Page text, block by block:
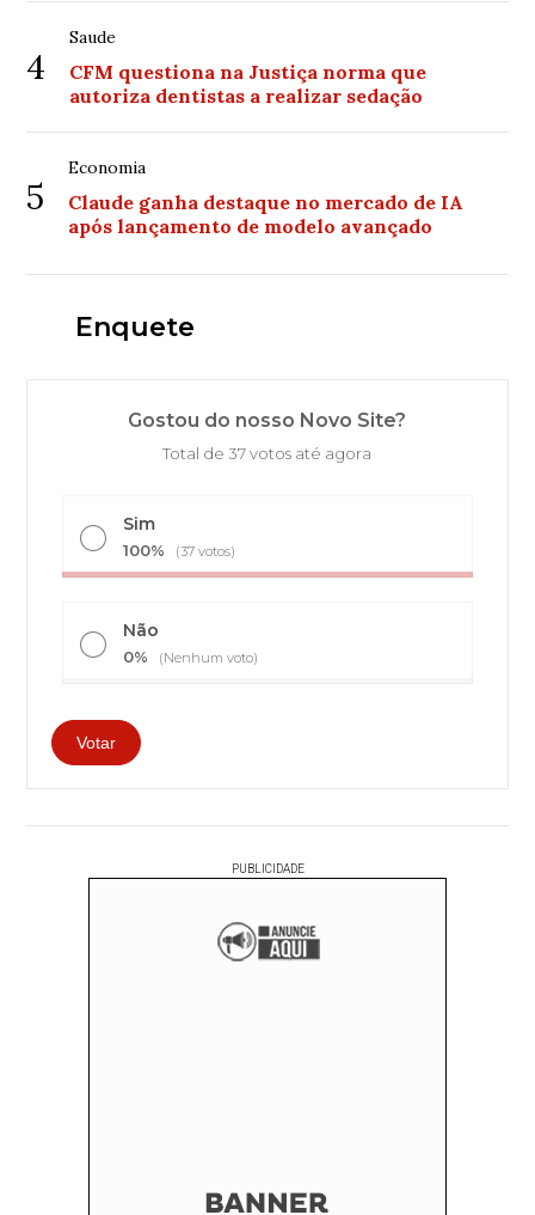
4
Saude
CFM questiona na Justiça norma que
autoriza dentistas a realizar sedação
5
Economia
Claude ganha destaque no mercado de IA
após lançamento de modelo avançado
Enquete
Gostou do nosso Novo Site?
Total de 37 votos até agora
Sim
100% (37 votos)
Não
0% (Nenhum voto)
PUBLICIDADE